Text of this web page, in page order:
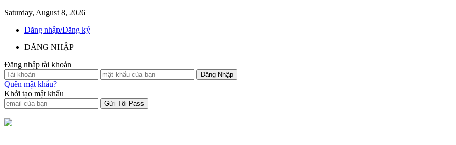
Saturday, August 8, 2026
Đăng nhập/Đăng ký
ĐĂNG NHẬP
Đăng nhập tài khoản
Quên mật khẩu?
Khởi tạo mật khẩu